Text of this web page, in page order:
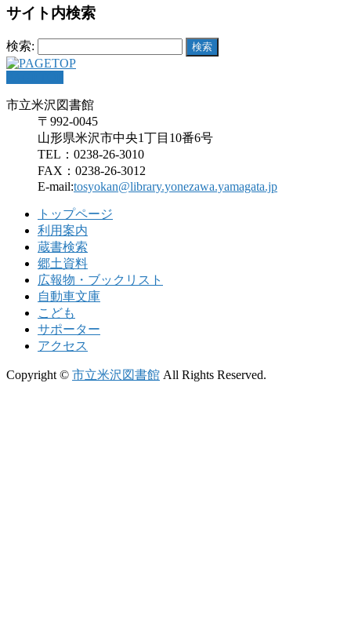
サイト内検索
検索:
市立米沢図書館
〒992-0045
山形県米沢市中央1丁目10番6号
TEL：0238-26-3010
FAX：0238-26-3012
E-mail:tosyokan@library.yonezawa.yamagata.jp
トップページ
利用案内
蔵書検索
郷土資料
広報物・ブックリスト
自動車文庫
こども
サポーター
アクセス
Copyright © 市立米沢図書館 All Rights Reserved.